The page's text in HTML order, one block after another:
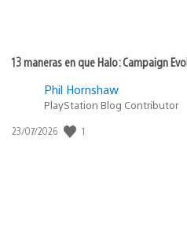
13 maneras en que Halo: Campaign
Phil Hornshaw
PlayStation Blog Contributor
Fecha
23/07/2026 1